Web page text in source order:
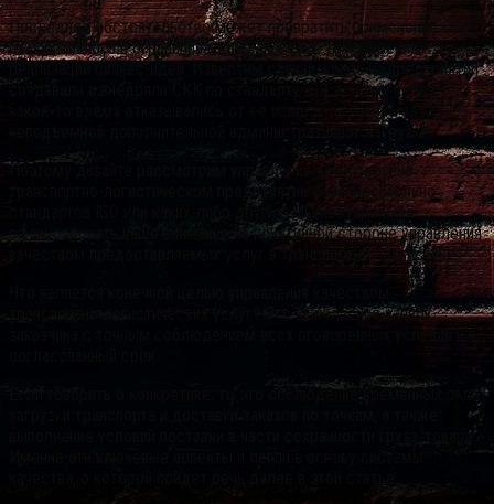
Последнее обстоятельство может превратить применение СКК
из позитивного в ограничивающий фактор с точки зрения
реализации бизнес-идей. Известны случаи, когда на предприятии
создавали и внедряли СКК по стандарту ISO, а затем через
какое-то время отказывались от ее использования из-за
неподъемной дополнительной административной нагрузки.
Поэтому давайте рассмотрим управление качеством на
транспортно-логистическом предприятии безотносительно
стандартов ISO или каких-либо других. Мы постараемся
сфокусировать наше внимание на понятийной стороне управления
качеством предоставляемых услуг в транспортной логистике.
транспортно-логистических услуг? Это выполнение заявок
заказчика с точным соблюдением всех оговоренных условий и в
Если говорить о конкретике, то это соблюдение временных окон
выполнение условий поставки в части сохранности груза/товара.